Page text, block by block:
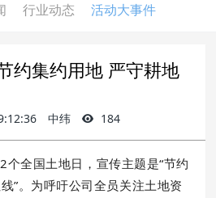
行业动态 活动大事件
集约用地 严守耕地
中纬 184
全国土地日，宣传主题是“节约
”。为呼吁公司全员关注土地资